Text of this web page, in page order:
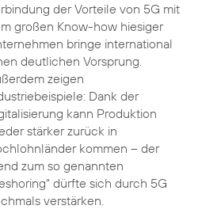
der Vorteile von 5G mit
großen Know-how hiesiger
bringe international
deutlichen Vorsprung.
zeigen
Dank der
kann Produktion
stärker zurück in
kommen – der
zum so genannten
dürfte sich durch 5G
verstärken.